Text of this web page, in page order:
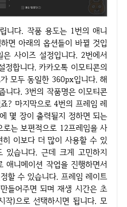
면 아래의 옵션들이 바뀔 것입
사이즈 설정입니다. 2번에서
정합니다. 카카오톡 이모티콘의
모두 동일한 360px입니다. 해
니다. 3번의 작품명은 이모티콘
? 마지막으로 4번의 프레임 레
몇 장이 출력될지 정하면 되는
는 보편적으로 12프레임을 사
히 이보다 더 많이 사용할 수 있
있습니다. 근데 크게 고민하지
애니메이션 작업을 진행하면서
할 수 있습니다. 프레임 레이트
들어주면 되며 재생 시간은 초
작)으로 선택하시면 됩니다. 모